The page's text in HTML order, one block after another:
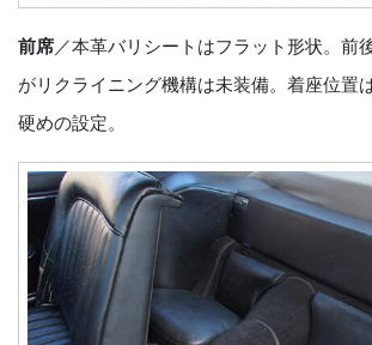
前席／本革バリシートはフラット形状。前
がリクライニング機構は未装備。着座位置
硬めの設定。